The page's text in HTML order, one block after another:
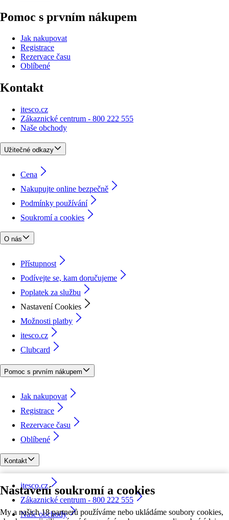
Nastavení soukromí a cookies
My a našich 18 partnerů používáme nebo ukládáme soubory cookies,
Pomoc s prvním nákupem
Jak nakupovat
Registrace
Rezervace času
Oblíbené
Kontakt
itesco.cz
Zákaznické centrum - 800 222 555
Naše obchody
Užitečné odkazy
Cena
Nakupujte online bezpečně
Podmínky používání
Soukromí a cookies
O nás
Přístupnost
Podívejte se, kam doručujeme
Poplatek za službu
Nastavení Cookies
Možnosti platby
itesco.cz
Clubcard
Pomoc s prvním nákupem
Jak nakupovat
Registrace
Rezervace času
Oblíbené
Kontakt
itesco.cz
Zákaznické centrum - 800 222 555
Naše obchody